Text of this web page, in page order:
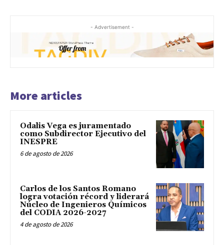
- Advertisement -
More articles
Odalis Vega es juramentado
como Subdirector Ejecutivo del
INESPRE
6 de agosto de 2026
Carlos de los Santos Romano
logra votación récord y liderará
Núcleo de Ingenieros Químicos
del CODIA 2026-2027
4 de agosto de 2026